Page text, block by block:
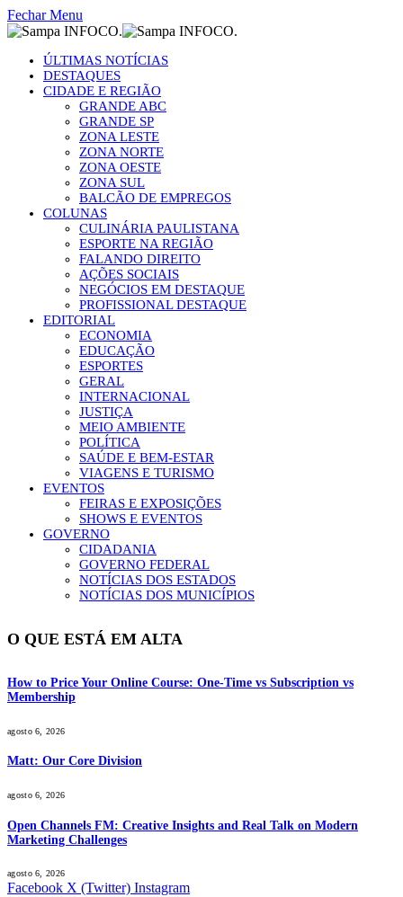
Fechar Menu
ÚLTIMAS NOTÍCIAS
DESTAQUES
CIDADE E REGIÃO
GRANDE ABC
GRANDE SP
ZONA LESTE
ZONA NORTE
ZONA OESTE
ZONA SUL
BALCÃO DE EMPREGOS
COLUNAS
CULINÁRIA PAULISTANA
ESPORTE NA REGIÃO
FALANDO DIREITO
AÇÕES SOCIAIS
NEGÓCIOS EM DESTAQUE
PROFISSIONAL DESTAQUE
EDITORIAL
ECONOMIA
EDUCAÇÃO
ESPORTES
GERAL
INTERNACIONAL
JUSTIÇA
MEIO AMBIENTE
POLÍTICA
SAÚDE E BEM-ESTAR
VIAGENS E TURISMO
EVENTOS
FEIRAS E EXPOSIÇÕES
SHOWS E EVENTOS
GOVERNO
CIDADANIA
GOVERNO FEDERAL
NOTÍCIAS DOS ESTADOS
NOTÍCIAS DOS MUNICÍPIOS
O QUE ESTÁ EM ALTA
How to Price Your Online Course: One-Time vs Subscription vs
Membership
agosto 6, 2026
Matt: Our Core Division
agosto 6, 2026
Open Channels FM: Creative Insights and Real Talk on Modern
Marketing Challenges
agosto 6, 2026
Facebook X (Twitter) Instagram